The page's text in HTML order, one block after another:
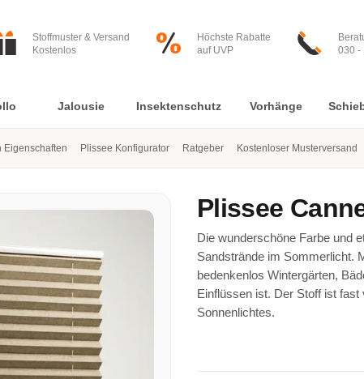
Stoffmuster & Versand
Kostenlos
Höchste Rabatte
auf UVP
030 -
Eigenschaften Plissee Konfigurator Ratgeber Kostenloser Musterversand
Jalousie Insektenschutz Vorhänge
Plissee
Die wunderschöne Farbe und
Sandstrände im Sommerlicht.
bedenkenlos Wintergärten,
Einflüssen ist. Der Stoff ist
Sonnenlichtes.